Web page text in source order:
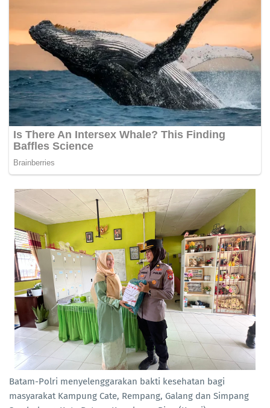
Batam-Polri menyelenggarakan bakti kesehatan bagi
masyarakat Kampung Cate, Rempang, Galang dan Simpang